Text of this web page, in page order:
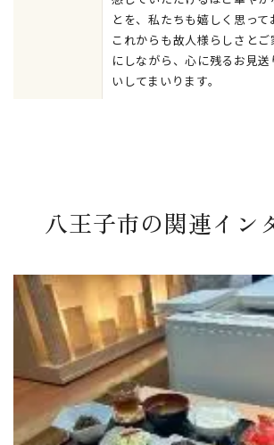
とを、私たちも嬉しく思って
これからも故人様らしさと
にしながら、心に残るお見
いしてまいります。
八王子市の関連イン